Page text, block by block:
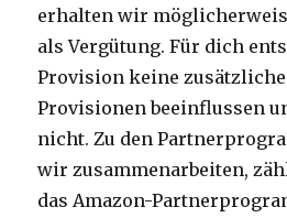
erhalten wir
als Vergütung. Für dich
Provision keine
Provisionen beeinflussen
nicht. Zu den
wir zusammenarbeiten,
das Amazon-